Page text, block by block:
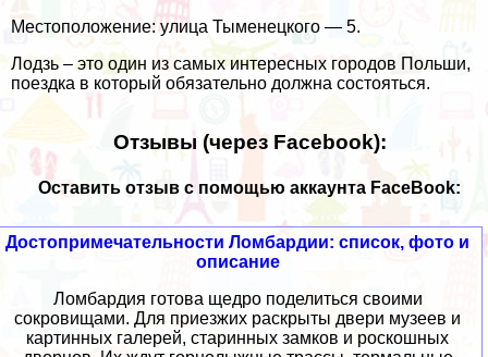
Местоположение: улица Тыменецкого — 5.
Лодзь – это один из самых интересных городов Польши,
поездка в который обязательно должна состояться.
Отзывы (через Facebook):
Оставить отзыв с помощью аккаунта FaceBook:
Достопримечательности Ломбардии: список, фото и
описание
Ломбардия готова щедро поделиться своими
сокровищами. Для приезжих раскрыты двери музеев и
картинных галерей, старинных замков и роскошных